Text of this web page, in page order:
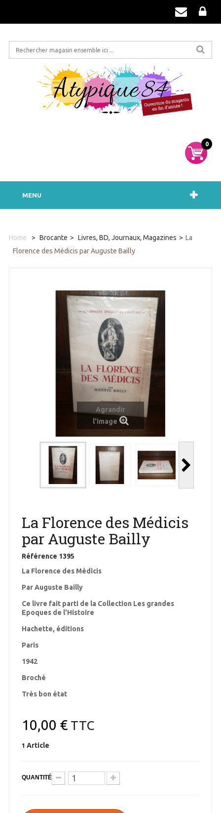
0
MENU
Home > Brocante > Livres, BD, Journaux, Magazines > La
Florence des Médicis par Auguste Bailly
Agrandir
l'image
La Florence des Médicis
par Auguste Bailly
Référence 1395
La Florence des Médicis
Par Auguste Bailly
Ce livre fait parti de la Collection Les grandes
Epoques de l'Histoire
Hachette, éditions
Paris
1942
Broché
Très bon état
10,00 €TTC
1 Article
QUANTITÉ